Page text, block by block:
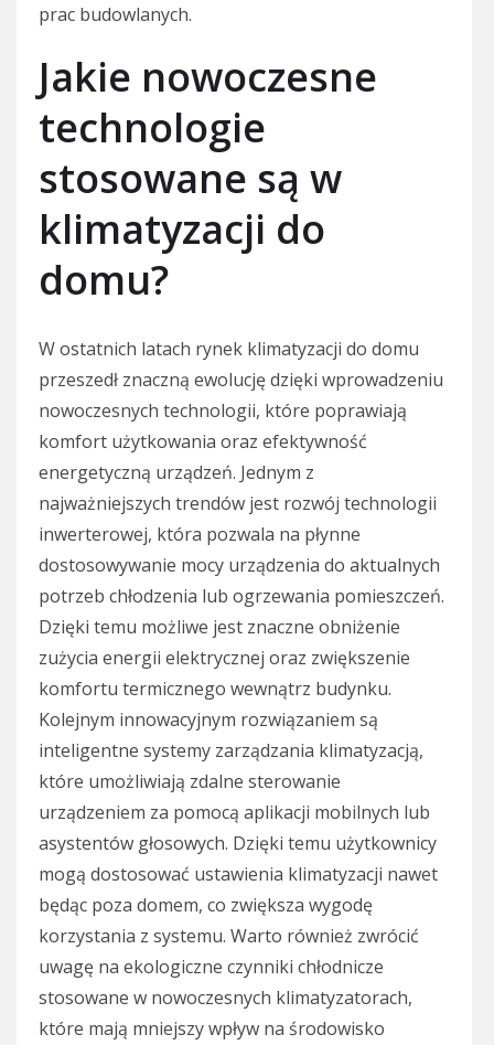
prac budowlanych.
Jakie nowoczesne
technologie
stosowane są w
klimatyzacji do
domu?
W ostatnich latach rynek klimatyzacji do domu
przeszedł znaczną ewolucję dzięki wprowadzeniu
nowoczesnych technologii, które poprawiają
komfort użytkowania oraz efektywność
energetyczną urządzeń. Jednym z
najważniejszych trendów jest rozwój technologii
inwerterowej, która pozwala na płynne
dostosowywanie mocy urządzenia do aktualnych
potrzeb chłodzenia lub ogrzewania pomieszczeń.
Dzięki temu możliwe jest znaczne obniżenie
zużycia energii elektrycznej oraz zwiększenie
komfortu termicznego wewnątrz budynku.
Kolejnym innowacyjnym rozwiązaniem są
inteligentne systemy zarządzania klimatyzacją,
które umożliwiają zdalne sterowanie
urządzeniem za pomocą aplikacji mobilnych lub
asystentów głosowych. Dzięki temu użytkownicy
mogą dostosować ustawienia klimatyzacji nawet
będąc poza domem, co zwiększa wygodę
korzystania z systemu. Warto również zwrócić
uwagę na ekologiczne czynniki chłodnicze
stosowane w nowoczesnych klimatyzatorach,
które mają mniejszy wpływ na środowisko